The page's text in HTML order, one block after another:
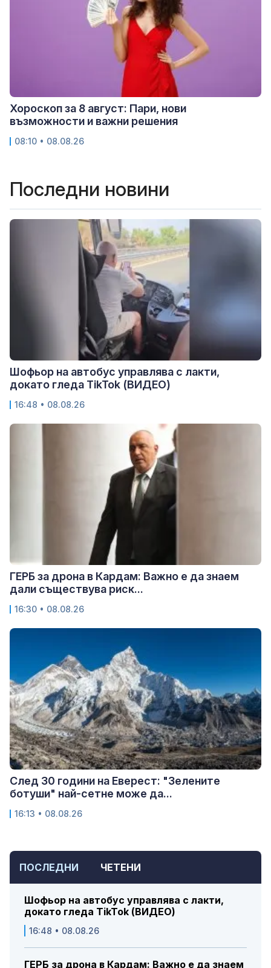
ПОСЛЕДНИ ЧЕТЕНИ
Шофьор на автобус управлява с лакти,
докато гледа TikTok (ВИДЕО)
16:48 • 08.08.26
ГЕРБ за дрона в Кардам: Важно е да знаем
Хороскоп за 8 август: Пари, нови
възможности и важни решения
08:10 • 08.08.26
Последни новини
Шофьор на автобус управлява с лакти,
докато гледа TikTok (ВИДЕО)
16:48 • 08.08.26
ГЕРБ за дрона в Кардам: Важно е да знаем
дали съществува риск...
16:30 • 08.08.26
След 30 години на Еверест: "Зелените
ботуши" най-сетне може да...
16:13 • 08.08.26